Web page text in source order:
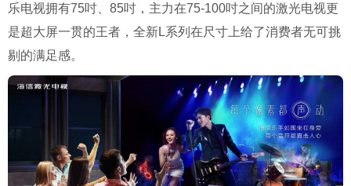
乐电视拥有75吋、85吋，主力在75-100吋之间的激光电视更
是超大屏一贯的王者，全新L系列在尺寸上给了消费者无可挑
剔的满足感。